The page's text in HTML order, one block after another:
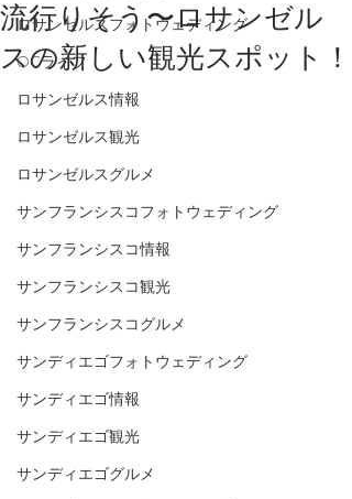
ロサンゼルスフォトウェディング
OCライフ
ロサンゼルス情報
ロサンゼルス観光
ロサンゼルスグルメ
サンフランシスコフォトウェディング
サンフランシスコ情報
サンフランシスコ観光
サンフランシスコグルメ
サンディエゴフォトウェディング
サンディエゴ情報
サンディエゴ観光
サンディエゴグルメ
流行りそう〜ロサンゼル
スの新しい観光スポット！